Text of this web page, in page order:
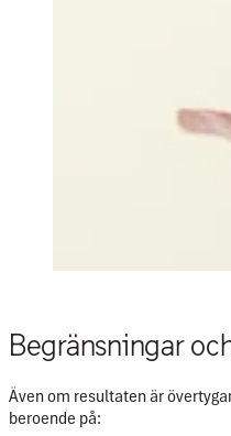
Begränsningar
Även om resultaten är
beroende på: